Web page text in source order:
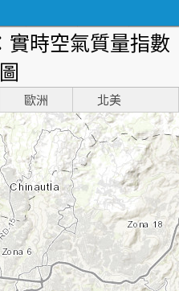
實時空氣質量指數
歐洲 北美